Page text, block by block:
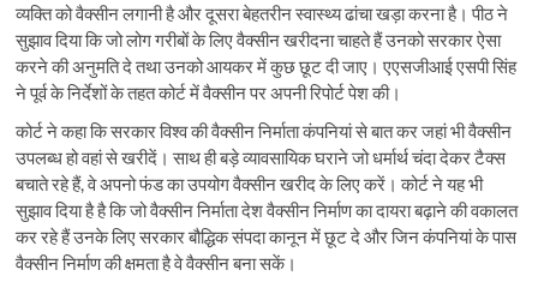
व्यक्ति को वैक्सीन लगानी है और दूसरा बेहतरीन स्वास्थ्य ढांचा खड़ा करना है। पीठ ने
सुझाव दिया कि जो लोग गरीबों के लिए वैक्सीन खरीदना चाहते हैं उनको सरकार ऐसा
करने की अनुमति दे तथा उनको आयकर में कुछ छूट दी जाए। एएसजीआई एसपी सिंह
ने पूर्व के निर्देशों के तहत कोर्ट में वैक्सीन पर अपनी रिपोर्ट पेश की।
कोर्ट ने कहा कि सरकार विश्व की वैक्सीन निर्माता कंपनियां से बात कर जहां भी वैक्सीन
उपलब्ध हो वहां से खरीदें। साथ ही बड़े व्यावसायिक घराने जो धर्मार्थ चंदा देकर टैक्स
बचाते रहे हैं, वे अपनो फंड का उपयोग वैक्सीन खरीद के लिए करें। कोर्ट ने यह भी
सुझाव दिया है है कि जो वैक्सीन निर्माता देश वैक्सीन निर्माण का दायरा बढ़ाने की वकालत
कर रहे हैं उनके लिए सरकार बौद्धिक संपदा कानून में छूट दे और जिन कंपनियां के पास
वैक्सीन निर्माण की क्षमता है वे वैक्सीन बना सकें।